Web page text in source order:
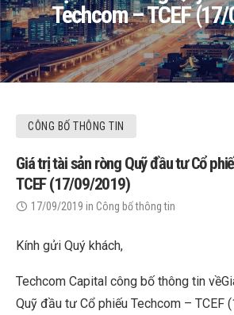
Techcom – TCEF
CÔNG BỐ THÔNG TIN
Giá trị tài sản ròng Quỹ đầu tư Cổ
TCEF (17/09/2019)
17/09/2019 in Công bố thông tin
Kính gửi Quý khách,
Techcom Capital công bố thông tin
Quỹ đầu tư Cổ phiếu Techcom –